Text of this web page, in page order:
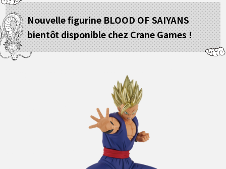
LANGUAGE
JP
Nouvelle figurine BLOOD OF SAIYANS
bientôt disponible chez Crane Games !